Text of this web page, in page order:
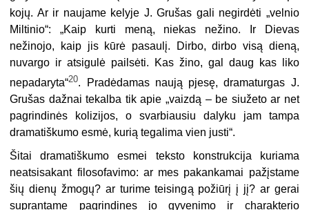
kojų. Ar ir naujame kelyje J. Grušas gali negirdėti „vel­nio
Miltinio“: „Kaip kurti meną, niekas nežino. Ir Dievas
nežinojo, kaip jis kūrė pasaulį. Dirbo, dirbo visą dieną,
nuvargo ir atsigulė pailsėti. Kas žino, gal daug kas liko
nepadaryta“20. Pradėdamas naują pjesę, dramaturgas J.
Grušas dažnai tekalba tik apie „vaizdą – be siužeto ar net
pagrindinės kolizijos, o svarbiausiu dalyku jam tampa
dramatiškumo esmė, kurią tegalima vien justi“.
Šitai dramatiškumo esmei teksto konstrukcija kuriama
neatsisakant filosofavimo: ar mes pakankamai pažįstame
šių dienų žmogų? ar turime teisingą požiūrį į jį? ar gerai
suprantame pagrindines jo gyvenimo ir charakterio